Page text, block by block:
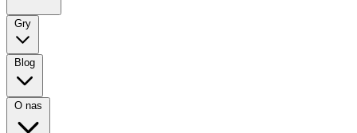
Gry
Blog
O nas